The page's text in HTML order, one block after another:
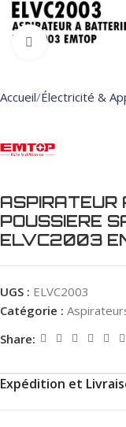
Click to enlarge
Accueil Électricité &
ASPIRATEUR
POUSSIERE
ELVC2003
UGS : ELVC2003
Catégorie :
Share:
Expédition et